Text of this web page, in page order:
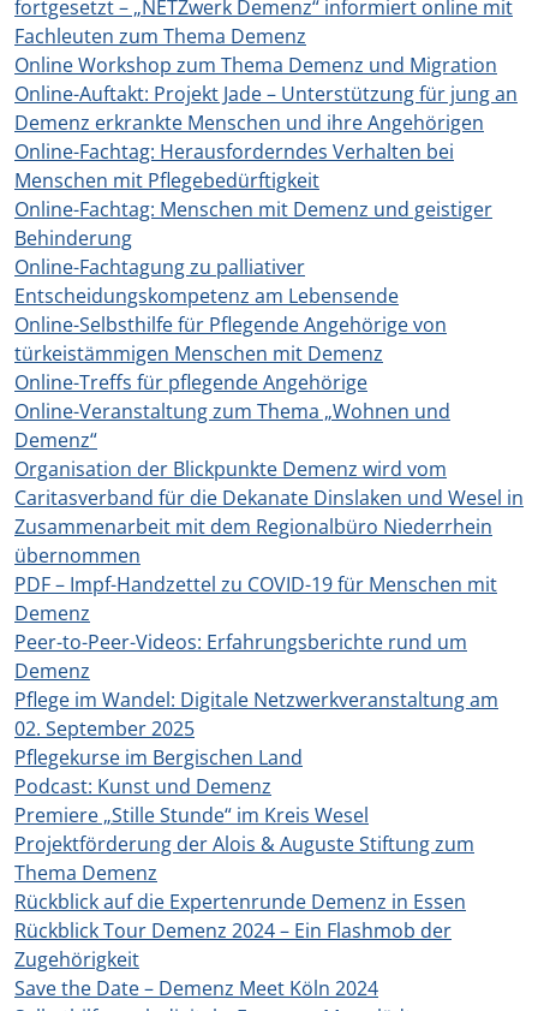
fortgesetzt – „NETZwerk Demenz“ informiert online mit
Fachleuten zum Thema Demenz
Online Workshop zum Thema Demenz und Migration
Online-Auftakt: Projekt Jade – Unterstützung für jung an
Demenz erkrankte Menschen und ihre Angehörigen
Online-Fachtag: Herausforderndes Verhalten bei
Menschen mit Pflegebedürftigkeit
Online-Fachtag: Menschen mit Demenz und geistiger
Behinderung
Online-Fachtagung zu palliativer
Entscheidungskompetenz am Lebensende
Online-Selbsthilfe für Pflegende Angehörige von
türkeistämmigen Menschen mit Demenz
Online-Treffs für pflegende Angehörige
Online-Veranstaltung zum Thema „Wohnen und
Demenz“
Organisation der Blickpunkte Demenz wird vom
Caritasverband für die Dekanate Dinslaken und Wesel in
Zusammenarbeit mit dem Regionalbüro Niederrhein
übernommen
PDF – Impf-Handzettel zu COVID-19 für Menschen mit
Demenz
Peer-to-Peer-Videos: Erfahrungsberichte rund um
Demenz
Pflege im Wandel: Digitale Netzwerkveranstaltung am
02. September 2025
Pflegekurse im Bergischen Land
Podcast: Kunst und Demenz
Premiere „Stille Stunde“ im Kreis Wesel
Projektförderung der Alois & Auguste Stiftung zum
Thema Demenz
Rückblick auf die Expertenrunde Demenz in Essen
Rückblick Tour Demenz 2024 – Ein Flashmob der
Zugehörigkeit
Save the Date – Demenz Meet Köln 2024